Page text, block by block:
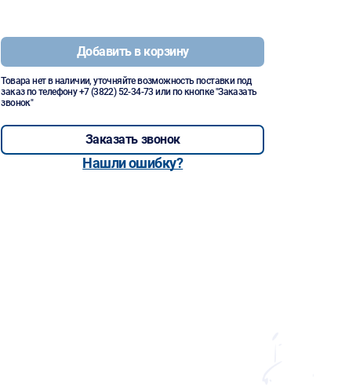
Добавить в корзину
Товара нет в наличии, уточняйте возможность поставки под
заказ по телефону+7 (3822) 52-34-73 или по кнопке "Заказать
звонок"
Заказать звонок
Нашли ошибку?